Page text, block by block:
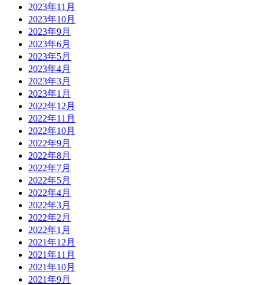
2023年11月
2023年10月
2023年9月
2023年6月
2023年5月
2023年4月
2023年3月
2023年1月
2022年12月
2022年11月
2022年10月
2022年9月
2022年8月
2022年7月
2022年5月
2022年4月
2022年3月
2022年2月
2022年1月
2021年12月
2021年11月
2021年10月
2021年9月